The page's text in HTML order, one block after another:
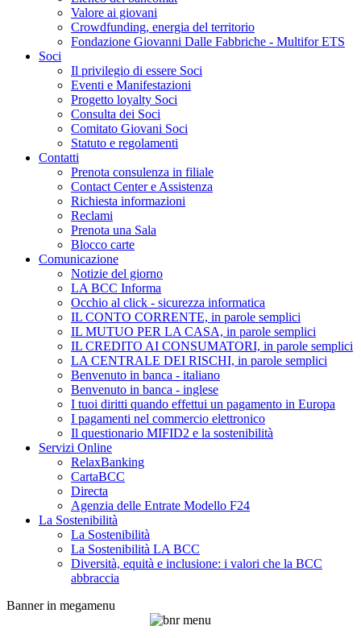
Valore ai giovani
Crowdfunding, energia del territorio
Fondazione Giovanni Dalle Fabbriche - Multifor ETS
Soci
Il privilegio di essere Soci
Eventi e Manifestazioni
Progetto loyalty Soci
Consulta dei Soci
Comitato Giovani Soci
Statuto e regolamenti
Contatti
Prenota consulenza in filiale
Contact Center e Assistenza
Richiesta informazioni
Reclami
Prenota una Sala
Blocco carte
Comunicazione
Notizie del giorno
LA BCC Informa
Occhio al click - sicurezza informatica
IL CONTO CORRENTE, in parole semplici
IL MUTUO PER LA CASA, in parole semplici
IL CREDITO AI CONSUMATORI, in parole semplici
LA CENTRALE DEI RISCHI, in parole semplici
Benvenuto in banca - italiano
Benvenuto in banca - inglese
I tuoi diritti quando effettui un pagamento in Europa
I pagamenti nel commercio elettronico
Il questionario MIFID2 e la sostenibilità
Servizi Online
RelaxBanking
CartaBCC
Directa
Agenzia delle Entrate Modello F24
La Sostenibilità
La Sostenibilità
La Sostenibilità LA BCC
Diversità, equità e inclusione: i valori che la BCC
abbraccia
Banner in megamenu